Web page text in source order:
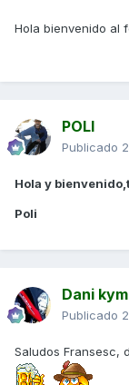
Hola bienvenido al
POLI
Publicado
Hola y
Poli
Dani kym
Publicado
Saludos Fransesc,